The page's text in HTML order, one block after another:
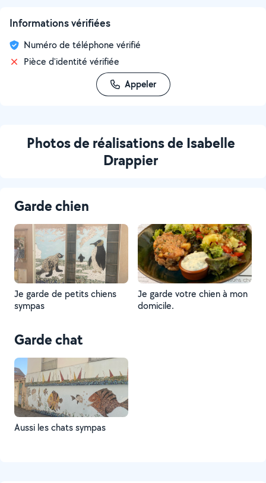
Informations vérifiées
Numéro de téléphone vérifié
Pièce d'identité vérifiée
Appeler
Photos de réalisations de Isabelle
Drappier
Garde chien
Je garde de petits chiens
sympas
Je garde votre chien à mon
domicile.
Garde chat
Aussi les chats sympas